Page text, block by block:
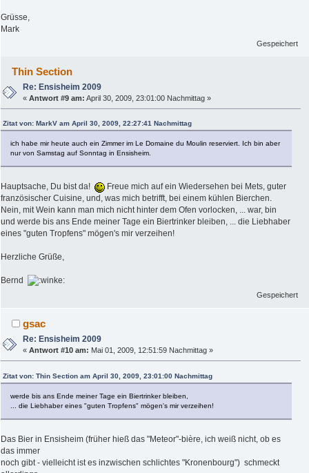
Grüsse,
Mark
Gespeichert
Thin Section
Re: Ensisheim 2009
«Antwort #9 am: April 30, 2009, 23:01:00 Nachmittag »
Zitat von: MarkV am April 30, 2009, 22:27:41 Nachmittag
ich habe mir heute auch ein Zimmer im Le Domaine du Moulin reserviert. Ich bin aber
nur von Samstag auf Sonntag in Ensisheim.
Hauptsache, Du bist da!
Freue mich auf ein Wiedersehen bei Mets, guter
französischer Cuisine, und, was mich betrifft, bei einem kühlen Bierchen.
Nein, mit Wein kann man mich nicht hinter dem Ofen vorlocken, ... war, bin
und werde bis ans Ende meiner Tage ein Biertrinker bleiben, ... die Liebhaber
eines "guten Tropfens" mögen's mir verzeihen!
Herzliche Grüße,
Bernd
Gespeichert
gsac
Re: Ensisheim 2009
«Antwort #10 am: Mai 01, 2009, 12:51:59 Nachmittag »
Zitat von: Thin Section am April 30, 2009, 23:01:00 Nachmittag
werde bis ans Ende meiner Tage ein Biertrinker bleiben,
... die Liebhaber eines "guten Tropfens" mögen's mir verzeihen!
Das Bier in Ensisheim (früher hieß das "Meteor"-bière, ich weiß nicht, ob es
das immer
noch gibt - vielleicht ist es inzwischen schlichtes "Kronenbourg") schmeckt